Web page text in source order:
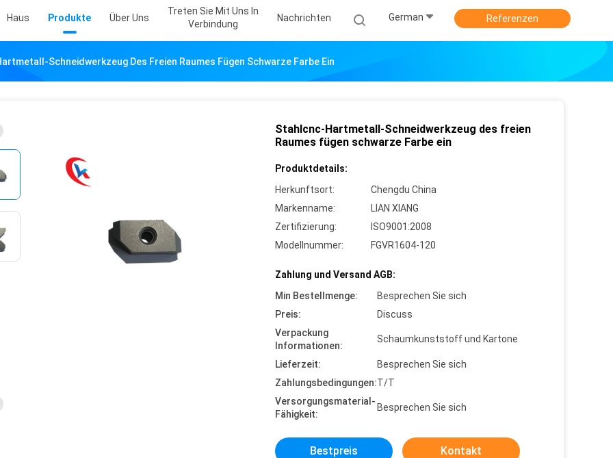
Haus Produkte Über Uns
Treten Sie Mit Uns In
Verbindung
Nachrichten German Referenzen
Schneidwerkzeug Des Freien Raumes Fügen Schwarze Farbe Ein
Stahlcnc-Hartmetall-Schneidwerkzeug des freien
Raumes fügen schwarze Farbe ein
Produktdetails:
Herkunftsort:
Chengdu China
Markenname:
LIAN XIANG
Zertifizierung:
ISO9001:2008
Modellnummer:
FGVR1604-120
Zahlung und Versand AGB:
Min Bestellmenge:
Besprechen Sie sich
Preis:
Discuss
Verpackung
Informationen:
Schaumkunststoff und Kartone
Lieferzeit:
Besprechen Sie sich
Zahlungsbedingungen:T/T
Versorgungsmaterial-
Fähigkeit:
Besprechen Sie sich
Bestpreis Kontakt